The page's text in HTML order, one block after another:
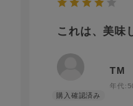
これは、美味
TM
年代: